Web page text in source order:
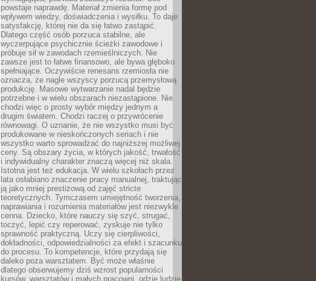
powstaje naprawdę. Materiał zmienia formę pod
wpływem wiedzy, doświadczenia i wysiłku. To daje
satysfakcję, której nie da się łatwo zastąpić.
Dlatego część osób porzuca stabilne, ale
wyczerpujące psychicznie ścieżki zawodowe i
próbuje sił w zawodach rzemieślniczych. Nie
zawsze jest to łatwe finansowo, ale bywa głęboko
spełniające. Oczywiście renesans rzemiosła nie
oznacza, że nagle wszyscy porzucą przemysłową
produkcję. Masowe wytwarzanie nadal będzie
potrzebne i w wielu obszarach niezastąpione. Nie
chodzi więc o prosty wybór między jednym a
drugim światem. Chodzi raczej o przywrócenie
równowagi. O uznanie, że nie wszystko musi być
produkowane w nieskończonych seriach i nie
wszystko warto sprowadzać do najniższej możliwej
ceny. Są obszary życia, w których jakość, trwałość
i indywidualny charakter znaczą więcej niż skala.
Istotna jest też edukacja. W wielu szkołach przez
lata osłabiano znaczenie pracy manualnej, traktując
ją jako mniej prestiżową od zajęć stricte
teoretycznych. Tymczasem umiejętność tworzenia,
naprawiania i rozumienia materiałów jest niezwykle
cenna. Dziecko, które nauczy się szyć, strugać,
toczyć, lepić czy reperować, zyskuje nie tylko
sprawność praktyczną. Uczy się cierpliwości,
dokładności, odpowiedzialności za efekt i szacunku
do procesu. To kompetencje, które przydają się
daleko poza warsztatem. Być może właśnie
dlatego obserwujemy dziś wzrost popularności
kursów, warsztatów i małych pracowni, gdzie ludzie